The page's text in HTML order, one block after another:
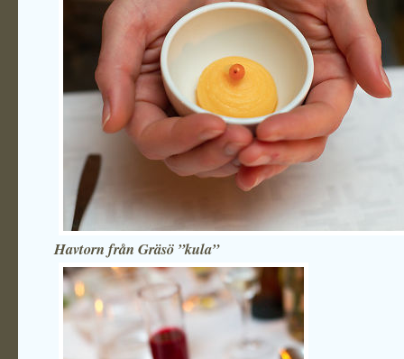
Havtorn från Gräsö ”kula”